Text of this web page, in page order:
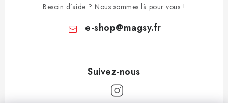
Besoin d’aide ? Nous sommes là pour vous !
e-shop@magsy.fr